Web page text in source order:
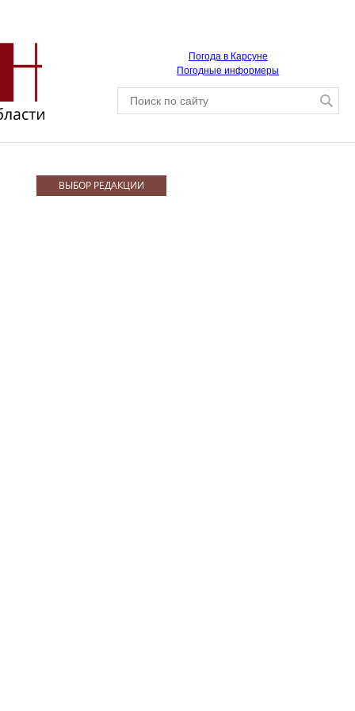
Погода в Карсуне
Погодные информеры
ВЫБОР РЕДАКЦИИ